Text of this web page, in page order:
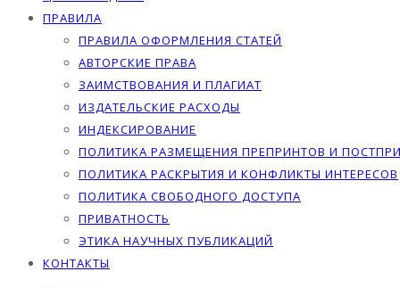
ПРАВИЛА
ПРАВИЛА ОФОРМЛЕНИЯ СТАТЕЙ
АВТОРСКИЕ ПРАВА
ЗАИМСТВОВАНИЯ И ПЛАГИАТ
ИЗДАТЕЛЬСКИЕ РАСХОДЫ
ИНДЕКСИРОВАНИЕ
ПОЛИТИКА РАЗМЕЩЕНИЯ ПРЕПРИНТОВ И
ПОЛИТИКА РАСКРЫТИЯ И КОНФЛИКТЫ ИНТЕРЕСОВ
ПОЛИТИКА СВОБОДНОГО ДОСТУПА
ПРИВАТНОСТЬ
ЭТИКА НАУЧНЫХ ПУБЛИКАЦИЙ
КОНТАКТЫ